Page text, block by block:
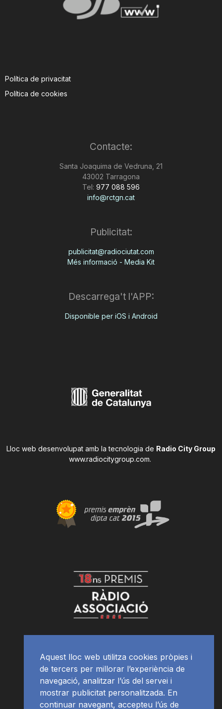
Política de privacitat
Política de cookies
Contacte:
Santa Joaquima de Vedruna, 21
43002 Tarragona
Tel: 977 088 596
info@rctgn.cat
Publicitat:
publicitat@radiociutat.com
Més informació - Media Kit
Descarrega't l'APP:
Disponible per iOS i Android
Lloc web desenvolupat amb la tecnologia de Radio City Group
www.radiocitygroup.com.
Aquest lloc web utilitza cookies pròpies i
de tercers per millorar l’experiència de
navegació, analitzar l’ús del servei i
mostrar publicitat personalitzada. En
continuar navegant, accepteu l’ús de